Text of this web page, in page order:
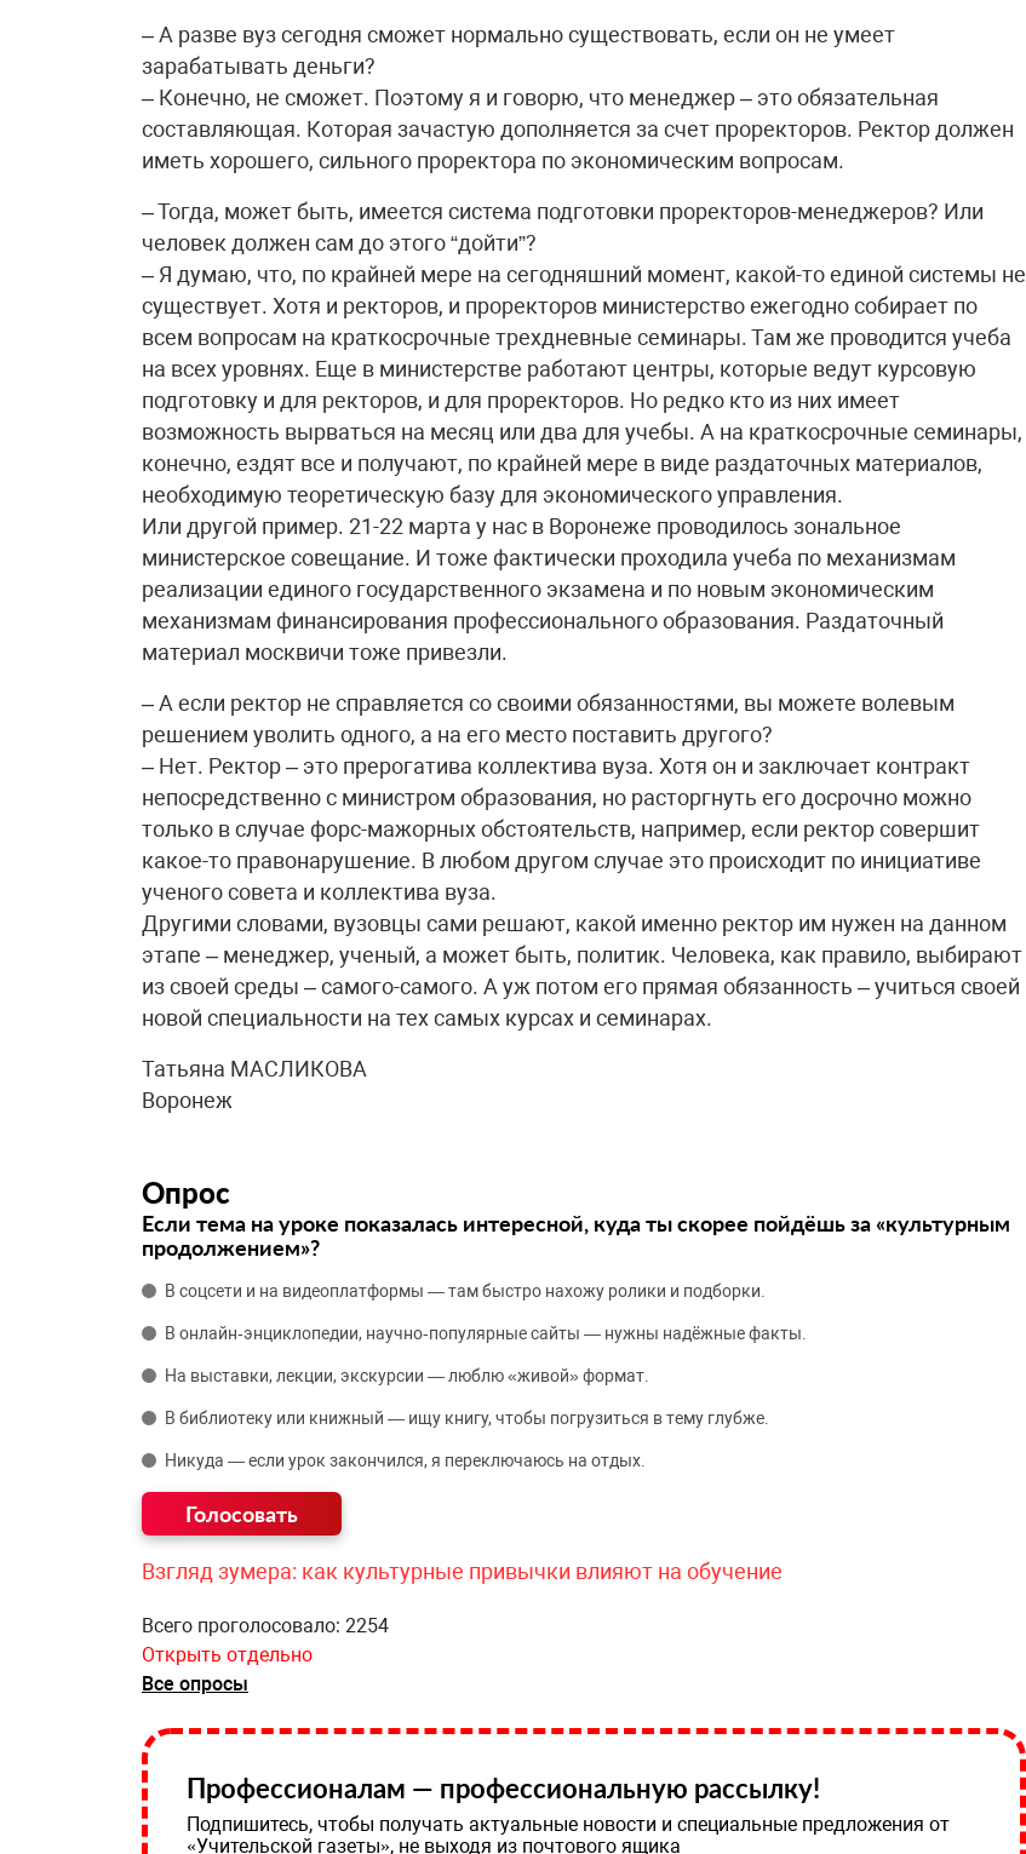
– А разве вуз сегодня сможет нормально существовать, если он не умеет
зарабатывать деньги?
– Конечно, не сможет. Поэтому я и говорю, что менеджер – это обязательная
составляющая. Которая зачастую дополняется за счет проректоров. Ректор должен
иметь хорошего, сильного проректора по экономическим вопросам.
– Тогда, может быть, имеется система подготовки проректоров-менеджеров? Или
человек должен сам до этого “дойти”?
– Я думаю, что, по крайней мере на сегодняшний момент, какой-то единой системы не
существует. Хотя и ректоров, и проректоров министерство ежегодно собирает по
всем вопросам на краткосрочные трехдневные семинары. Там же проводится учеба
на всех уровнях. Еще в министерстве работают центры, которые ведут курсовую
подготовку и для ректоров, и для проректоров. Но редко кто из них имеет
возможность вырваться на месяц или два для учебы. А на краткосрочные семинары,
конечно, ездят все и получают, по крайней мере в виде раздаточных материалов,
необходимую теоретическую базу для экономического управления.
Или другой пример. 21-22 марта у нас в Воронеже проводилось зональное
министерское совещание. И тоже фактически проходила учеба по механизмам
реализации единого государственного экзамена и по новым экономическим
механизмам финансирования профессионального образования. Раздаточный
материал москвичи тоже привезли.
– А если ректор не справляется со своими обязанностями, вы можете волевым
решением уволить одного, а на его место поставить другого?
– Нет. Ректор – это прерогатива коллектива вуза. Хотя он и заключает контракт
непосредственно с министром образования, но расторгнуть его досрочно можно
только в случае форс-мажорных обстоятельств, например, если ректор совершит
какое-то правонарушение. В любом другом случае это происходит по инициативе
ученого совета и коллектива вуза.
Другими словами, вузовцы сами решают, какой именно ректор им нужен на данном
этапе – менеджер, ученый, а может быть, политик. Человека, как правило, выбирают
из своей среды – самого-самого. А уж потом его прямая обязанность – учиться своей
новой специальности на тех самых курсах и семинарах.
Татьяна МАСЛИКОВА
Воронеж
Опрос
Если тема на уроке показалась интересной, куда ты скорее пойдёшь за «культурным
продолжением»?
В соцсети и на видеоплатформы — там быстро нахожу ролики и подборки.
В онлайн‑энциклопедии, научно‑популярные сайты — нужны надёжные факты.
На выставки, лекции, экскурсии — люблю «живой» формат.
В библиотеку или книжный — ищу книгу, чтобы погрузиться в тему глубже.
Никуда — если урок закончился, я переключаюсь на отдых.
Взгляд зумера: как культурные привычки влияют на обучение
Всего проголосовало: 2254
Открыть отдельно
Все опросы
Профессионалам — профессиональную рассылку!
Подпишитесь, чтобы получать актуальные новости и специальные предложения от
«Учительской газеты», не выходя из почтового ящика